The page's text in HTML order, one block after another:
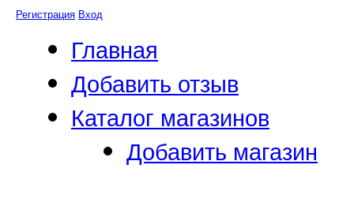
Регистрация Вход
Главная
Добавить отзыв
Каталог магазинов
Добавить магазин